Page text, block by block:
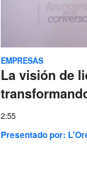
EMPRESAS
La visión de
2:55
Presentado por: